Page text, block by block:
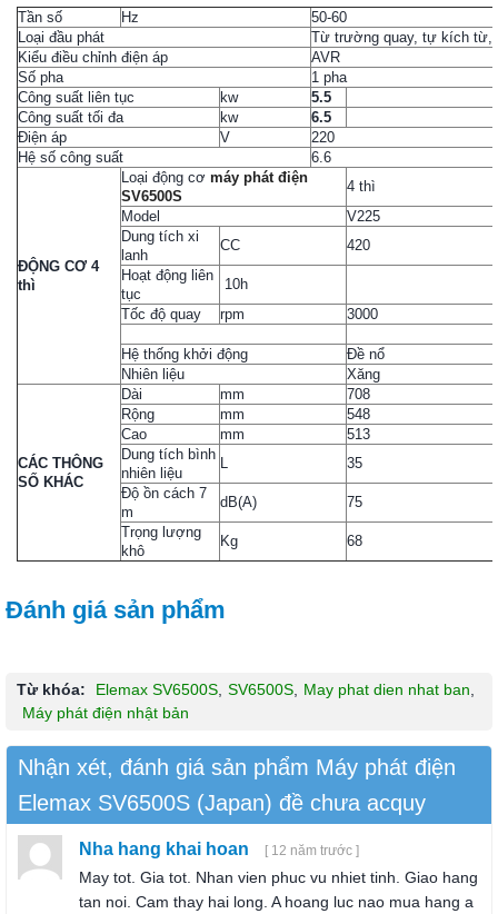
Tần số Hz
50-60
Loại đầu phát
Từ trường quay, tự kích từ,
Kiểu điều chỉnh điện áp
AVR
Số pha
1 pha
Công suất liên tục
kw
5.5
Công suất tối đa
kw
6.5
Điện áp
V
220
Hệ số công suất
6.6
ĐỘNG CƠ 4
thì
Loại động cơ máy phát điện
SV6500S
4 thì
Model
V225
Dung tích xi
lanh
CC
420
Hoạt động liên
tục
10h
Tốc độ quay
rpm 3000
Hệ thống khởi động
Đề nổ
Nhiên liệu
Xăng
CÁC THÔNG
SỐ KHÁC
Dài mm
708
Rộng
mm
548
Cao
mm
513
Dung tích bình
nhiên liệu
L
35
Độ ồn cách 7
m
dB(A)
75
Trọng lượng
khô
Kg 68
Đánh giá sản phẩm
Từ khóa: Elemax SV6500S, SV6500S, May phat dien nhat ban,
Máy phát điện nhật bản
Nhận xét, đánh giá sản phẩm Máy phát điện
Elemax SV6500S (Japan) đề chưa acquy
Nha hang khai hoan [ 12 năm trước ]
May tot. Gia tot. Nhan vien phuc vu nhiet tinh. Giao hang
tan noi. Cam thay hai long. A hoang luc nao mua hang a